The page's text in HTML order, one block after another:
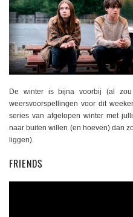
De winter is bijna voorbij (al
weersvoorspellingen voor dit
series van afgelopen winter met
naar buiten willen (en hoeven) dan
liggen).
FRIENDS